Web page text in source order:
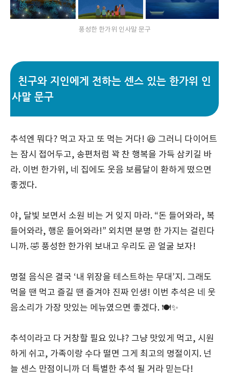
풍성한 한가위 인사말 문구
친구와 지인에게 전하는 센스 있는 한가위 인
사말 문구
추석엔 뭐다? 먹고 자고 또 먹는 거다! 😆 그러니 다이어트
는 잠시 접어두고, 송편처럼 꽉 찬 행복을 가득 삼키길 바
라. 이번 한가위, 네 집에도 웃음 보름달이 환하게 떴으면
좋겠다.
야, 달빛 보면서 소원 비는 거 잊지 마라. “돈 들어와라, 복
들어와라, 행운 들어와라!” 외치면 분명 한 가지는 걸린다
니까. 🤣 풍성한 한가위 보내고 우리도 곧 얼굴 보자!
명절 음식은 결국 ‘내 위장을 테스트하는 무대’지. 그래도
먹을 땐 먹고 즐길 땐 즐겨야 진짜 인생! 이번 추석은 네 웃
음소리가 가장 맛있는 메뉴였으면 좋겠다. 🍽️✨
추석이라고 다 거창할 필요 있냐? 그냥 맛있게 먹고, 시원
하게 쉬고, 가족이랑 수다 떨면 그게 최고의 명절이지. 넌
늘 센스 만점이니까 더 특별한 추석 될 거라 믿는다!